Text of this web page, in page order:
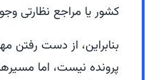
کشور یا مراجع نظارتی
بنابراین، از دست رفتن
پرونده نیست، اما